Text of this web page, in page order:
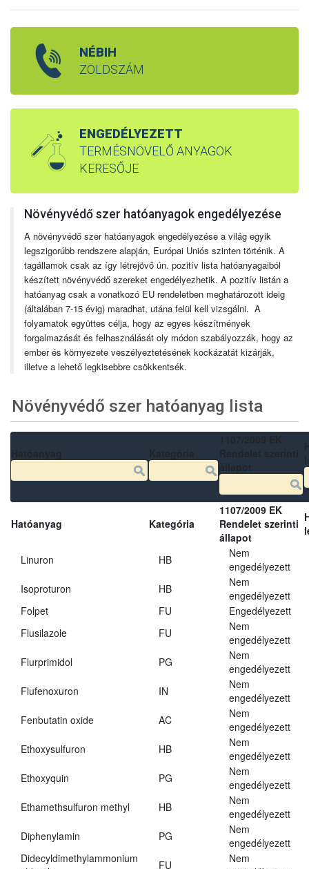
NÉBIH
ZÖLDSZÁM
ENGEDÉLYEZETT
TERMÉSNÖVELŐ ANYAGOK
KERESŐJE
Növényvédő szer hatóanyagok engedélyezése
A növényvédő szer hatóanyagok engedélyezése a világ egyik
legszigorúbb rendszere alapján, Európai Uniós szinten történik. A
tagállamok csak az így létrejövő ún. pozitív lista hatóanyagaiból
készített növényvédő szereket engedélyezhetik. A pozitív listán a
hatóanyag csak a vonatkozó EU rendeletben meghatározott ideig
(általában 7-15 évig) maradhat, utána felül kell vizsgálni. A
folyamatok együttes célja, hogy az egyes készítmények
forgalmazását és felhasználását oly módon szabályozzák, hogy az
ember és környezete veszélyeztetésének kockázatát kizárják,
illetve a lehető legkisebbre csökkentsék.
Növényvédő szer hatóanyag lista
Hatóanyag Kategória
1107/2009 EK
Rendelet szerinti
állapot
Linuron HB
Nem
engedélyezett
Isoproturon
HB
Nem
engedélyezett
Folpet
FU
Engedélyezett
Flusilazole
FU
Nem
engedélyezett
Flurprimidol
PG
Nem
engedélyezett
Flufenoxuron
IN
Nem
engedélyezett
Fenbutatin oxide
AC
Nem
engedélyezett
Ethoxysulfuron
HB
Nem
engedélyezett
Ethoxyquin
PG
Nem
engedélyezett
Ethamethsulfuron methyl
HB
Nem
engedélyezett
Diphenylamin
PG
Nem
engedélyezett
Didecyldimethylammonium
FU
Nem